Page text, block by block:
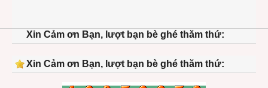
Xin Cảm ơn Bạn, lượt bạn bè ghé thăm thứ:
Xin Cảm ơn Bạn, lượt bạn bè ghé thăm thứ: